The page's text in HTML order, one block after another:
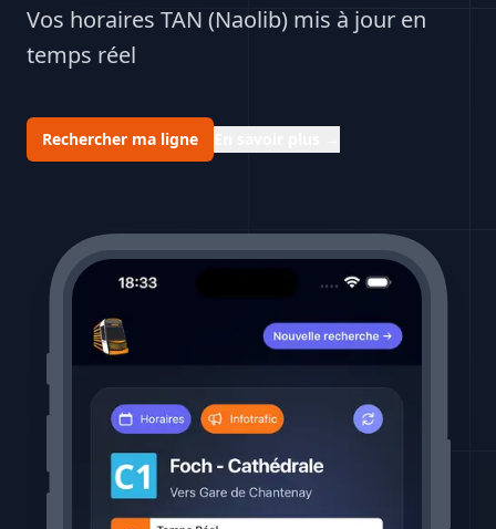
Vos horaires TAN (Naolib) mis à jour en
temps réel
Rechercher ma ligne